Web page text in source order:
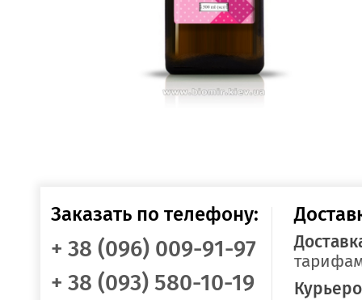
Заказать по телефону:
+ 38 (096) 009-91-97
+ 38 (093) 580-10-19